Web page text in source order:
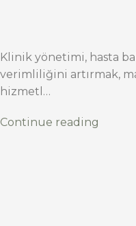
Klinik yönetimi, hasta
verimliliğini artırmak,
hizmetl…
Continue reading